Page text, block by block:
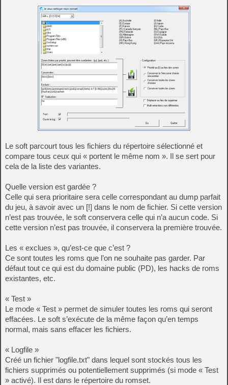
Le soft parcourt tous les fichiers du répertoire sélectionné et
compare tous ceux qui « portent le même nom ». Il se sert pour
cela de la liste des variantes.
Quelle version est gardée ?
Celle qui sera prioritaire sera celle correspondant au dump parfait
du jeu, à savoir avec un [!] dans le nom de fichier. Si cette version
n’est pas trouvée, le soft conservera celle qui n’a aucun code. Si
cette version n’est pas trouvée, il conservera la première trouvée.
Les « exclues », qu’est-ce que c’est ?
Ce sont toutes les roms que l’on ne souhaite pas garder. Par
défaut tout ce qui est du domaine public (PD), les hacks de roms
existantes, etc.
« Test »
Le mode « Test » permet de simuler toutes les roms qui seront
effacées. Le soft s’exécute de la même façon qu’en temps
normal, mais sans effacer les fichiers.
« Logfile »
Créé un fichier "logfile.txt" dans lequel sont stockés tous les
fichiers supprimés ou potentiellement supprimés (si mode « Test
» activé). Il est dans le répertoire du romset.